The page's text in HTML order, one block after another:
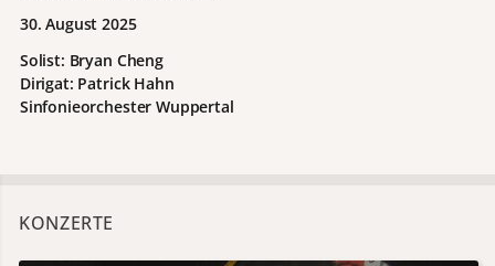
30. August 2025
Solist: Bryan Cheng
Dirigat: Patrick Hahn
Sinfonieorchester Wuppertal
KONZERTE